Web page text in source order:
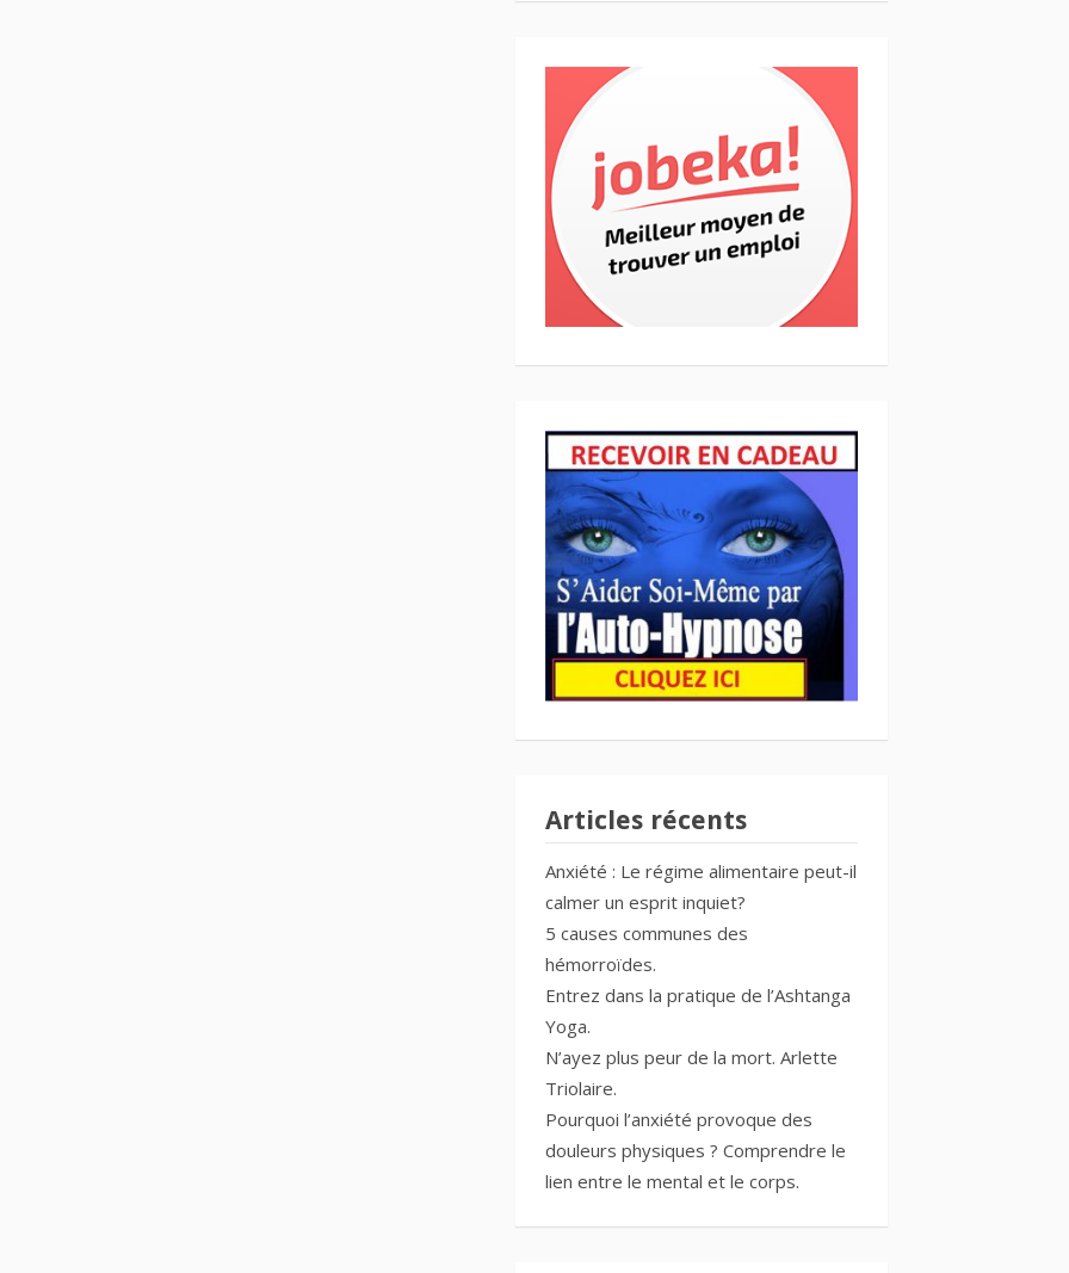
Articles récents
Anxiété : Le régime alimentaire peut-il
calmer un esprit inquiet?
5 causes communes des
hémorroïdes.
Entrez dans la pratique de l’Ashtanga
Yoga.
N’ayez plus peur de la mort. Arlette
Triolaire.
Pourquoi l’anxiété provoque des
douleurs physiques ? Comprendre le
lien entre le mental et le corps.